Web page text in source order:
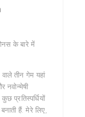
के बारे में
तीन गेम यहां
नवोन्मेषी
प्रतिस्पर्धियों
हैं. मेरे लिए,